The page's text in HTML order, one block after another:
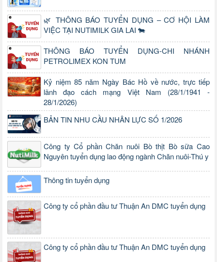
🌿 THÔNG BÁO TUYỂN DỤNG – CƠ HỘI LÀM
VIỆC TẠI NUTIMILK GIA LAI 🐄
THÔNG BÁO TUYỂN DỤNG-CHI NHÁNH
PETROLIMEX KON TUM
Kỷ niệm 85 năm Ngày Bác Hồ về nước, trực tiếp
lãnh đạo cách mạng Việt Nam (28/1/1941 -
28/1/2026)
BẢN TIN NHU CẦU NHÂN LỰC SỐ 1/2026
Công ty Cổ phần Chăn nuôi Bò thịt Bò sữa Cao
Nguyên tuyển dụng lao động ngành Chăn nuôi-Thú y
Thông tin tuyển dụng
Công ty cổ phần đầu tư Thuận An DMC tuyển dụng
Công ty cổ phần đầu tư Thuận An DMC tuyển dụng